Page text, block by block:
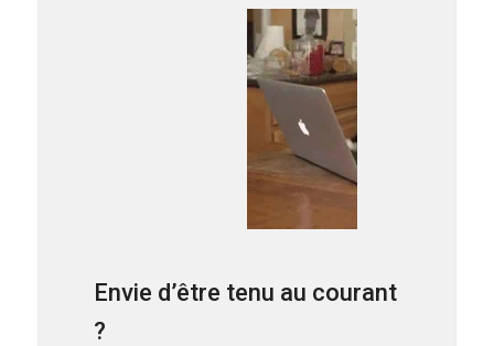
Envie d’être tenu au courant
?